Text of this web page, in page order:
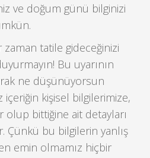
ve doğum günü bilginizi
tatile gideceğinizi
Bu uyarının
ne düşünüyorsun
içeriğin kişisel bilgilerimize,
olup bittiğine ait detayları
Çünkü bu bilgilerin yanlış
emin olmamız hiçbir